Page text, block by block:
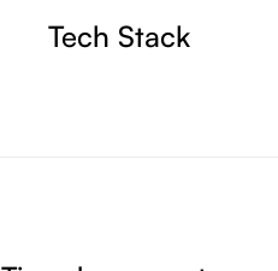
Tech Stack